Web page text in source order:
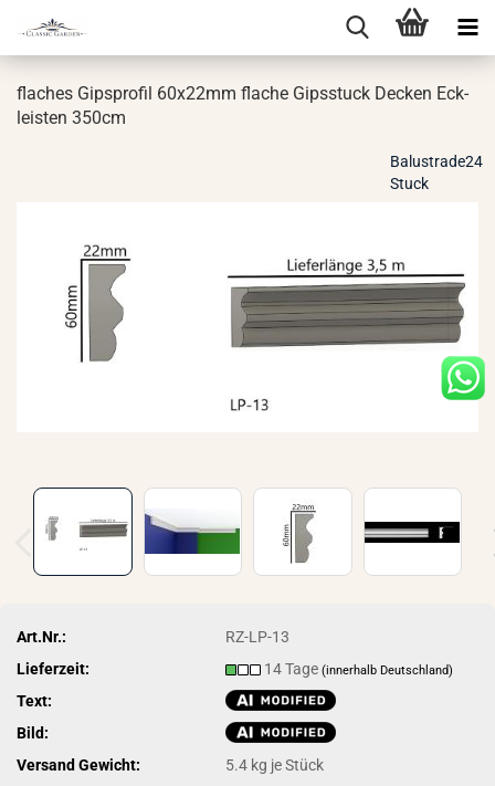
fla­ches Gip­s­pro­fil 60x22mm fla­che Gips­stuck De­cken Eck­
leis­ten 350cm
Balustrade24
Stuck
Art.Nr.:
RZ-LP-13
Lieferzeit:
14 Tage(innerhalb Deutschland)
Text:
Bild:
Versand Gewicht:
5.4 kg je Stück